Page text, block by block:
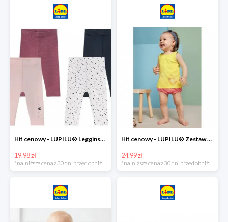
Hit cenowy - LUPILU® Legginsy niemowlęce z biobawełną, 2 pary
19.98 zł
Hit cenowy - LUPILU® Zestaw dziecięcy z biobawełny (body + koszulka + spodenki), 1 komplet
24.99 zł